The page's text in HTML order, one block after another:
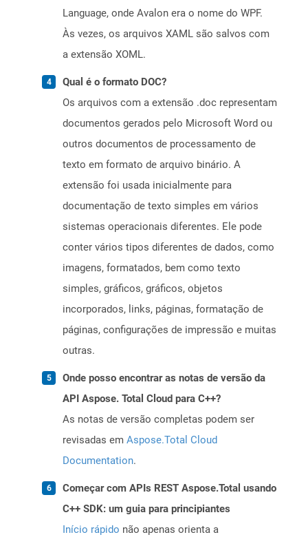
Language, onde Avalon era o nome do WPF.
Às vezes, os arquivos XAML são salvos com
a extensão XOML.
Qual é o formato DOC?
Os arquivos com a extensão .doc representam
documentos gerados pelo Microsoft Word ou
outros documentos de processamento de
texto em formato de arquivo binário. A
extensão foi usada inicialmente para
documentação de texto simples em vários
sistemas operacionais diferentes. Ele pode
conter vários tipos diferentes de dados, como
imagens, formatados, bem como texto
simples, gráficos, gráficos, objetos
incorporados, links, páginas, formatação de
páginas, configurações de impressão e muitas
outras.
Onde posso encontrar as notas de versão da
API Aspose. Total Cloud para C++?
As notas de versão completas podem ser
revisadas em Aspose.Total Cloud
Documentation.
Começar com APIs REST Aspose.Total usando
C++ SDK: um guia para principiantes
Início rápido não apenas orienta a